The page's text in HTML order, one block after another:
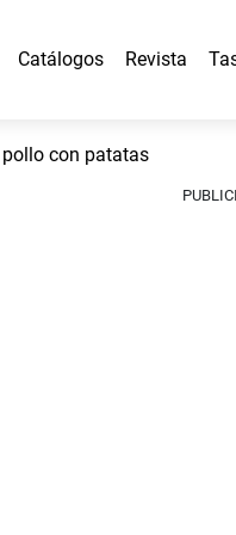
Catálogos Revista
pollo con patatas